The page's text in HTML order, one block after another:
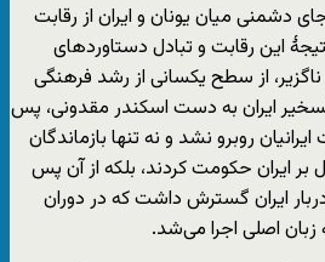
دشمنی میان یونان و ایران از رقابت
این رقابت و تبادل دستاوردهای
از سطح یکسانی از رشد فرهنگی
ایران به دست اسکندر مقدونی، پس
روبرو نشد و نه تنها بازماندگان
ایران حکومت کردند، بلکه از آن پس
ایران گسترش داشت که در دوران
زبان اصلی اجرا می‌شد.